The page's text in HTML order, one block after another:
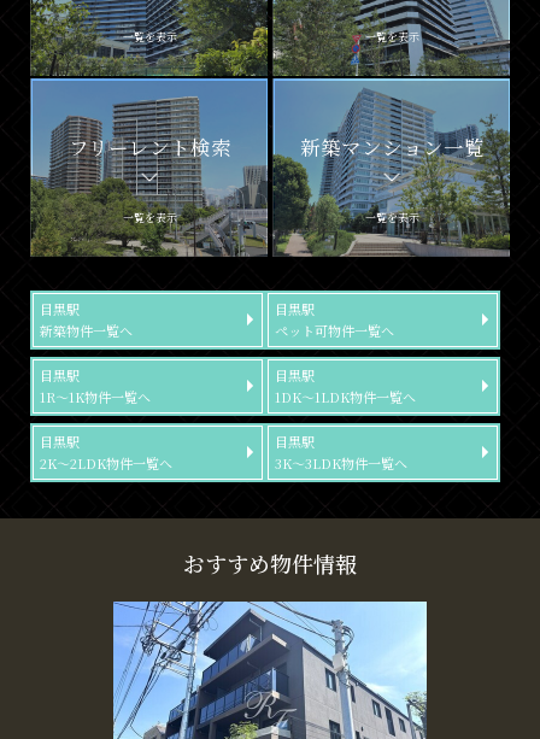
一覧を表示 一覧を表示
フリーレント検索
一覧を表示
新築マンション一覧
一覧を表示
目黒駅
新築物件一覧へ
目黒駅
ペット可物件一覧へ
目黒駅
1R～1K物件一覧へ
目黒駅
1DK～1LDK物件一覧へ
目黒駅
2K～2LDK物件一覧へ
目黒駅
3K～3LDK物件一覧へ
おすすめ物件情報